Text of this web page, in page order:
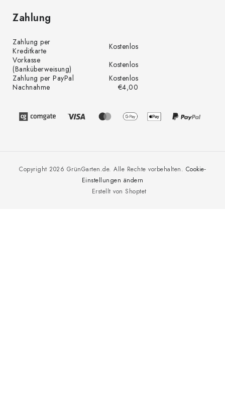
Zahlung
Zahlung per
Kreditkarte
Kostenlos
Vorkasse
(Banküberweisung)
Kostenlos
Zahlung per PayPal
Kostenlos
Nachnahme
€4,00
Erstellt von Shoptet
Copyright 2026 GrünGarten.de. Alle Rechte vorbehalten. Cookie-
Einstellungen ändern